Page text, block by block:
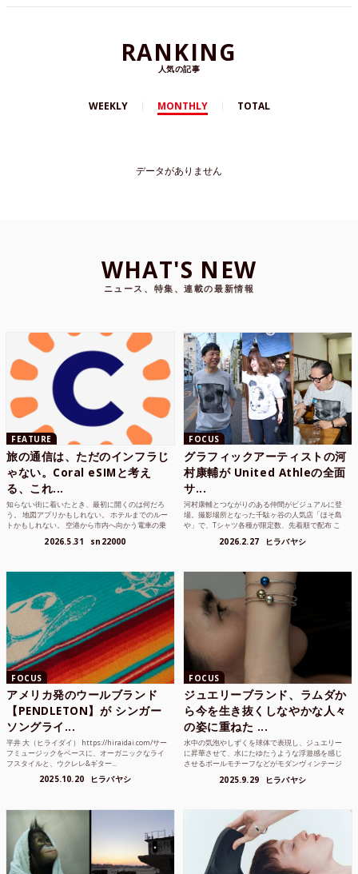
RANKING
人気の記事
WEEKLY MONTHLY TOTAL
データがありません
WHAT'S NEW
ニュース、特集、連載の最新情報
FEATURE
旅の通信は、ただのインフラじ
ゃない。Coral eSIMと考え
る、これ...
知らない街に着いたとき、最初に開くのは何だろ
う。 地図アプリかもしれない。 ホテルまでのルー
トかもしれない。 空港から市内へ向かう電車の乗
2026.5.31 sn22000
FOCUS
グラフィックアーティストの河
村康輔が United Athleの全面
サ...
河村康輔とつながりのある仲間がビジュアルに登
場。撮影場所となった千駄ヶ谷の人気店「ほそ島
や」で、Tシャツ各種が限定数、先着順で配布 こ
2026.2.27 ヒラバヤシ
FOCUS
アメリカ発のウールブランド
【PENDLETON】が シンガー
ソングライ...
平井 大（ヒライダイ） https://hiraidai.com/サー
フミュージックをベースに、オーガニックなライ
フスタイルと、ウクレレ&ギター...
2025.10.20 ヒラバヤシ
FOCUS
ジュエリーブランド、ラムダか
ら今を生き抜くしなやかな人々
の姿に重ねた ...
水中の気泡やしずくを球体で表現し、ジュエリー
に昇華させて、水にたゆたうような浮遊感を感じ
させるボールモチーフなどがモダンヴィンテージ
2025.9.29 ヒラバヤシ